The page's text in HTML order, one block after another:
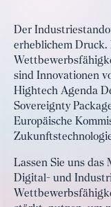
Der
erheblichem
sind Innovationen
Hightech Agenda
Sovereignty
Europäische
Lassen Sie uns
Digital- und